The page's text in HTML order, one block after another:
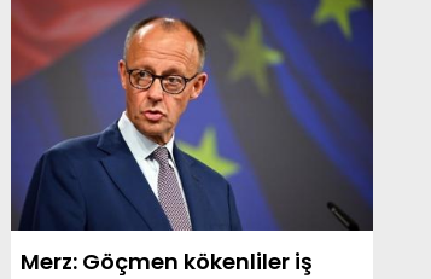
Merz: Göçmen kökenliler iş